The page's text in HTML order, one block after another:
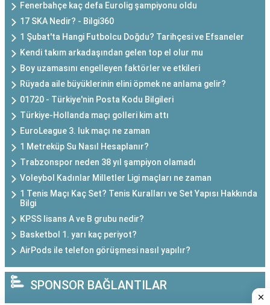
Fenerbahçe kaç defa Eurolig şampiyonu oldu
17 SKA Nedir? - Bilgi360
1 Şubat'ta Hangi Futbolcu Doğdu? Tarihçesi ve Efsaneler
Kendi takım arkadaşından gelen top el olur mu
Boy uzamasını engelleyen faktörler ve etkileri
Rüyada aile büyüklerinin elini öpmek ne anlama gelir?
01720 - Türkiye'nin Posta Kodu Bilgileri
Türkiye-Hollanda maçı golleri kim attı
EuroLeague 3. luk maçı ne zaman
1 Metreküp Su Nasıl Hesaplanır?
Trabzonspor neden 38 yıl şampiyon olamadı
Voleybol Kadınlar Milletler Ligi maçları ne zaman
1 Tenis Maçı Kaç Set? Tenis Kuralları ve Set Yapısı Hakkında
Bilgi
KPSS lisans A ve B grubu nedir?
Basketbol 1. yarı kaç periyot?
AirPods ile telefon görüşmesi nasıl yapılır?
SPONSOR BAĞLANTILAR